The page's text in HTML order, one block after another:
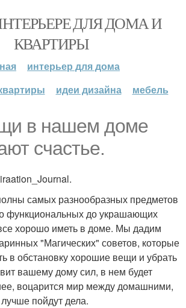
ДЛЯ ДОМА И
КВАРТИРЫ
интерьер для дома
идеи дизайна мебель
в нашем доме
счастье.
самых разнообразных предметов
функциональных до украшающих
хорошо иметь в доме. Мы дадим
"Магических" советов, которые
в обстановку хорошие вещи и убрать
вашему дому сил, в нем будет
воцарится мир между домашними,
пойдут дела.